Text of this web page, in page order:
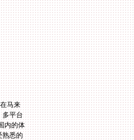
马来
多平台
能让你在异国他乡也能轻松观看国内的体
杯，都能同步国内的精彩，享受熟悉的